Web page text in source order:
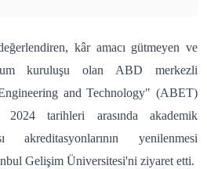
kâr amacı gütmeyen ve
kuruluşu olan ABD merkezli
and Technology" (ABET)
tarihleri arasında akademik
akreditasyonlarının yenilenmesi
Gelişim Üniversitesi'ni ziyaret etti.